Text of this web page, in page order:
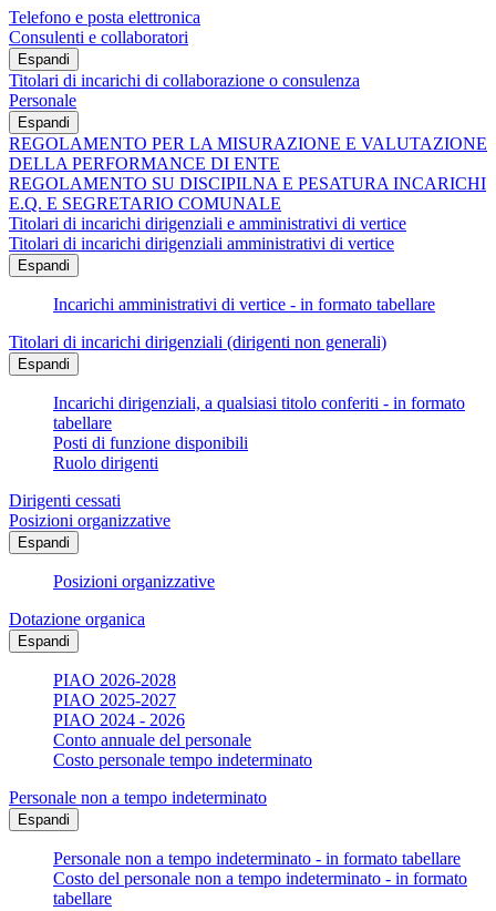
Telefono e posta elettronica
Consulenti e collaboratori
Espandi
Titolari di incarichi di collaborazione o consulenza
Personale
Espandi
REGOLAMENTO PER LA MISURAZIONE E VALUTAZIONE
DELLA PERFORMANCE DI ENTE
REGOLAMENTO SU DISCIPILNA E PESATURA INCARICHI
E.Q. E SEGRETARIO COMUNALE
Titolari di incarichi dirigenziali e amministrativi di vertice
Titolari di incarichi dirigenziali amministrativi di vertice
Espandi
Incarichi amministrativi di vertice - in formato tabellare
Titolari di incarichi dirigenziali (dirigenti non generali)
Espandi
Incarichi dirigenziali, a qualsiasi titolo conferiti - in formato
tabellare
Posti di funzione disponibili
Ruolo dirigenti
Dirigenti cessati
Posizioni organizzative
Espandi
Posizioni organizzative
Dotazione organica
Espandi
PIAO 2026-2028
PIAO 2025-2027
PIAO 2024 - 2026
Conto annuale del personale
Costo personale tempo indeterminato
Personale non a tempo indeterminato
Espandi
Personale non a tempo indeterminato - in formato tabellare
Costo del personale non a tempo indeterminato - in formato
tabellare